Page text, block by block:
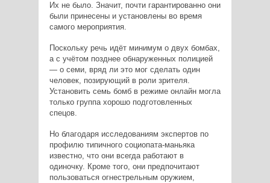
Их не было. Значит, почти гарантированно они
были принесены и установлены во время
самого мероприятия.
Поскольку речь идёт минимум о двух бомбах,
а с учётом позднее обнаруженных полицией
— о семи, вряд ли это мог сделать один
человек, позирующий в роли зрителя.
Установить семь бомб в режиме онлайн могла
только группа хорошо подготовленных
спецов.
Но благодаря исследованиям экспертов по
профилю типичного социопата-маньяка
известно, что они всегда работают в
одиночку. Кроме того, они предпочитают
пользоваться огнестрельным оружием,